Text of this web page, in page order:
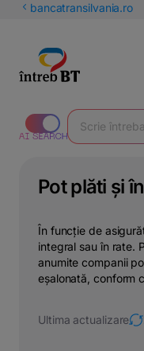
latineștibancatransilvania.ro
Pot plăti și
În funcție de
integral sau în rate.
anumite companii
eșalonată, conform
Ultima actualizare